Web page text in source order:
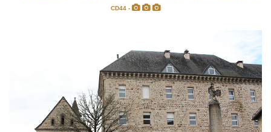
CD44 -